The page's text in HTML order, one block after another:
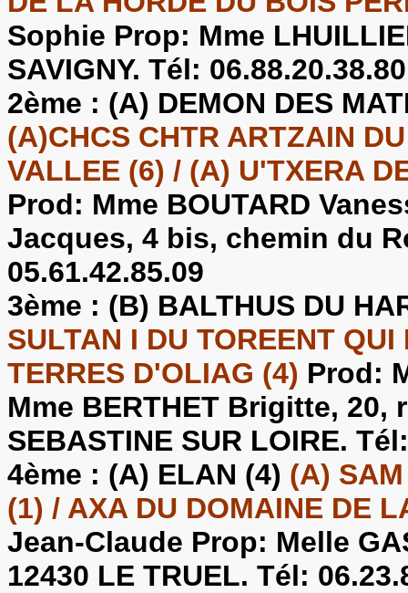
Sophie Prop: Mme
SAVIGNY. Tél: 06.88.20.38.80
2ème : (A) DEMON DES
(A)CHCS CHTR ARTZAIN
VALLEE (6) / (A) U'TXERA
Prod: Mme BOUTARD
Jacques, 4 bis, chemin du
05.61.42.85.09
3ème : (B) BALTHUS DU
SULTAN I DU TOREENT
TERRES D'OLIAG (4) Prod:
Mme BERTHET Brigitte,
SEBASTINE SUR LOIRE.
4ème : (A) ELAN (4) (A)
(1) / AXA DU DOMAINE DE
Jean-Claude Prop: Melle
12430 LE TRUEL. Tél: